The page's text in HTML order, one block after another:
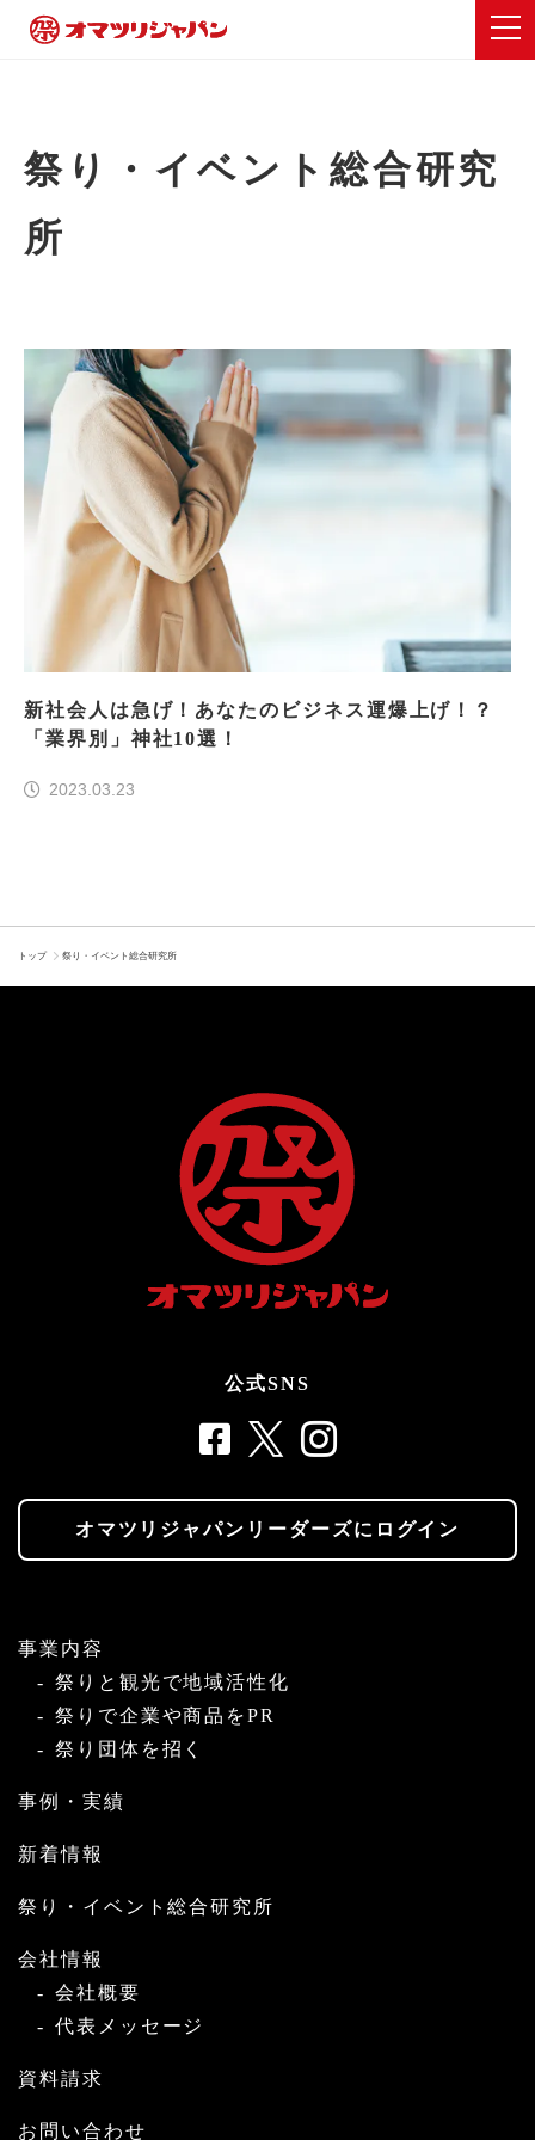
祭り・イベント総合研究
所
新社会人は急げ！あなたのビジネス運爆上げ！？
「業界別」神社10選！
2023.03.23
トップ 祭り・イベント総合研究所
公式SNS
オマツリジャパンリーダーズにログイン
事業内容
祭りと観光で地域活性化
祭りで企業や商品をPR
祭り団体を招く
事例・実績
新着情報
祭り・イベント総合研究所
会社情報
会社概要
代表メッセージ
資料請求
お問い合わせ